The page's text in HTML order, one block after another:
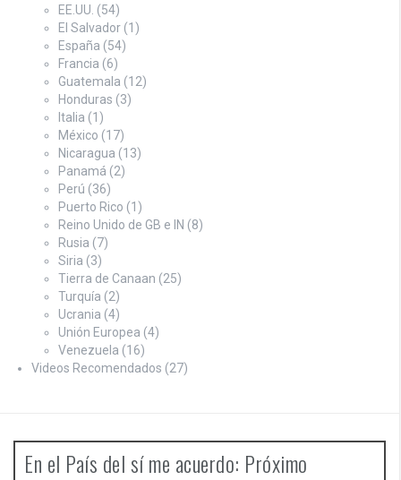
EE.UU. (54)
El Salvador (1)
España (54)
Francia (6)
Guatemala (12)
Honduras (3)
Italia (1)
México (17)
Nicaragua (13)
Panamá (2)
Perú (36)
Puerto Rico (1)
Reino Unido de GB e IN (8)
Rusia (7)
Siria (3)
Tierra de Canaan (25)
Turquía (2)
Ucrania (4)
Unión Europea (4)
Venezuela (16)
Videos Recomendados (27)
En el País del sí me acuerdo: Próximo